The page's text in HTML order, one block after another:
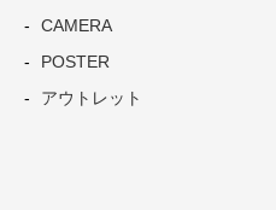
CAMERA
POSTER
アウトレット